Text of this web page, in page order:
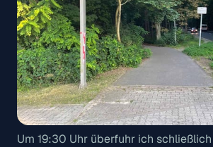
Um 19:30 Uhr überfuhr ich